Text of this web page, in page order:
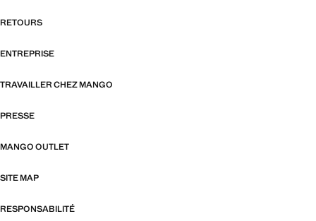
RETOURS
ENTREPRISE
TRAVAILLER CHEZ MANGO
PRESSE
MANGO OUTLET
SITE MAP
RESPONSABILITÉ